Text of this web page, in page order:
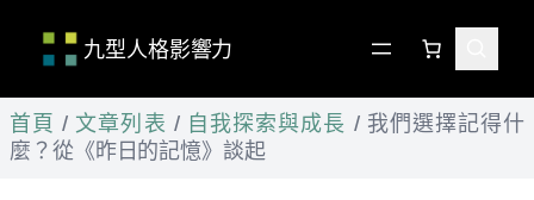
跳
至
主
九型人格影響力
首頁 / 文章列表 / 自我探索與成長 / 我們選擇記得什
麼？從《昨日的記憶》談起